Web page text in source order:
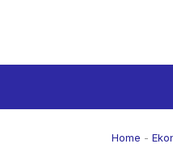
Home -